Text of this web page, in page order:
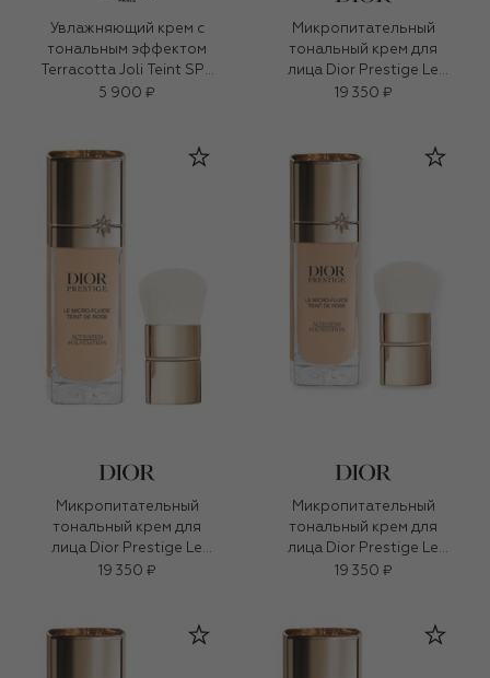
Увлажняющий крем с
тональным эффектом
Terracotta Joli Teint SPF
20-PA+++, оттенок 10
5 900 ₽
Микропитательный
тональный крем для
лица Dior Prestige Le
Micro-Fluide Teint de
19 350 ₽
Микропитательный
тональный крем для
лица Dior Prestige Le
Micro-Fluide Teint de
19 350 ₽
Микропитательный
тональный крем для
лица Dior Prestige Le
Micro-Fluide Teint de
19 350 ₽